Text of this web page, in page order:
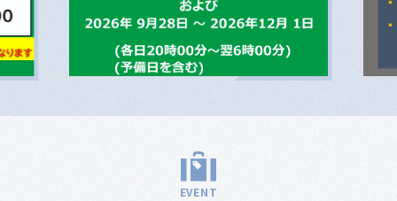
EVENT